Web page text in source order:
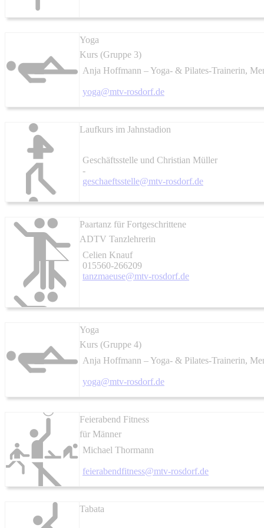
Yoga
Kurs (Gruppe 3)
Anja Hoffmann – Yoga- & Pilates-Trainerin,
yoga@mtv-rosdorf.de
Laufkurs im Jahnstadion
Geschäftsstelle und Christian Müller
-
geschaeftsstelle@mtv-rosdorf.de
Paartanz für Fortgeschrittene
ADTV Tanzlehrerin
Celien Knauf
015560-266209
tanzmaeuse@mtv-rosdorf.de
Yoga
Kurs (Gruppe 4)
Anja Hoffmann – Yoga- & Pilates-Trainerin,
yoga@mtv-rosdorf.de
Feierabend Fitness
für Männer
Michael Thormann
feierabendfitness@mtv-rosdorf.de
Tabata